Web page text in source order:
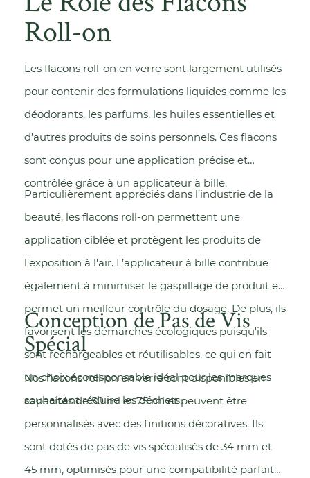
Roll-on
Les flacons roll-on en verre sont largement utilisés
pour contenir des formulations liquides comme les
déodorants, les parfums, les huiles essentielles et
d’autres produits de soins personnels. Ces flacons
sont conçus pour une application précise et
contrôlée grâce à un applicateur à bille.
Particulièrement appréciés dans l’industrie de la
beauté, les flacons roll-on permettent une
application ciblée et protègent les produits de
l'exposition à l'air. L’applicateur à bille contribue
également à minimiser le gaspillage de produit et
permet un meilleur contrôle du dosage. De plus, ils
favorisent les démarches écologiques puisqu'ils
sont rechargeables et réutilisables, ce qui en fait
un choix écoresponsable idéal pour les marques
souhaitant réduire les déchets.
Conception de Pas de Vis
Spécial
Nos flacons roll-on en verre sont disponibles en
capacités de 50 ml et 75 ml et peuvent être
personnalisés avec des finitions décoratives. Ils
sont dotés de pas de vis spécialisés de 34 mm et
45 mm, optimisés pour une compatibilité parfaite